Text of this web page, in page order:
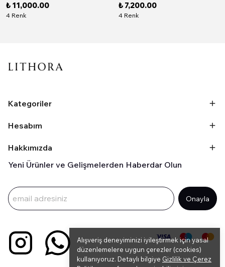
Alışveriş deneyiminizi iyileştirmek için yasal
düzenlemelere uygun çerezler (cookies)
kullanıyoruz. Detaylı bilgiye Gizlilik ve Çerez
₺ 11,000.00
4 Renk
₺ 7,200.00
4 Renk
Kategoriler
Hesabım
Hakkımızda
Yeni Ürünler ve Gelişmelerden Haberdar Olun
Onayla